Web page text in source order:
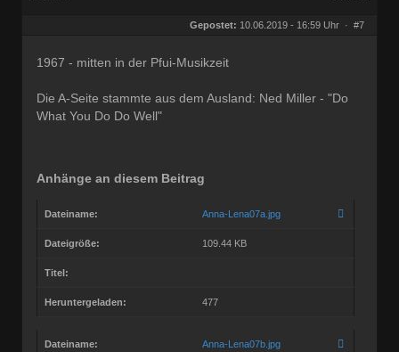
Gepostet: 10.06.2019 - 16:59 Uhr · #7
1967 - mitten in der Pfui-Musikzeit
Die A-Seite stammte aus dem Ausland: Ned Miller - "Do
What You Do Do Well"
Anhänge an diesem Beitrag
Dateiname: Anna-Lena07a.jpg
Dateigröße: 109.44 KB
Titel:
Heruntergeladen: 477
Dateiname: Anna-Lena07b.jpg